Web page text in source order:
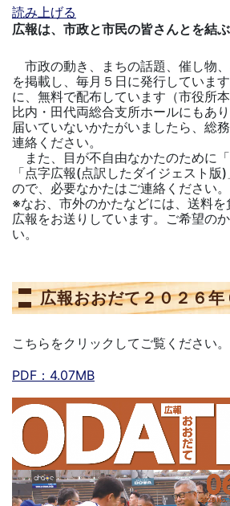
読み上げる
広報は、市政と市民の皆さんとを結
市政の動き、まちの話題、催し物
を掲載し、毎月５日に発行していま
に、無料で配布しています（市役所
比内・田代両総合支所ホールにもあ
届いていないかたがいましたら、総
連絡ください。
また、目が不自由なかたのために
「点字広報(点訳したダイジェスト版
ので、必要なかたはご連絡ください。
※なお、市外のかたなどには、送料を
広報をお送りしています。ご希望の
い。
広報おおだて２０２６年
こちらをクリックしてご覧ください。
PDF：4.07MB